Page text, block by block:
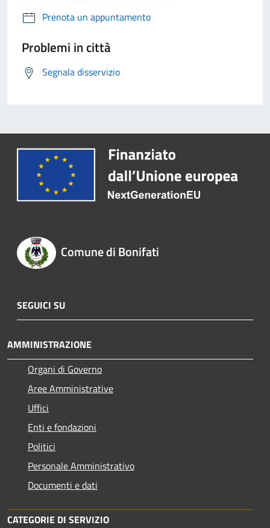
Prenota un appuntamento
Problemi in città
Segnala disservizio
Comune di Bonifati
SEGUICI SU
AMMINISTRAZIONE
Organi di Governo
Aree Amministrative
Uffici
Enti e fondazioni
Politici
Personale Amministrativo
Documenti e dati
CATEGORIE DI SERVIZIO